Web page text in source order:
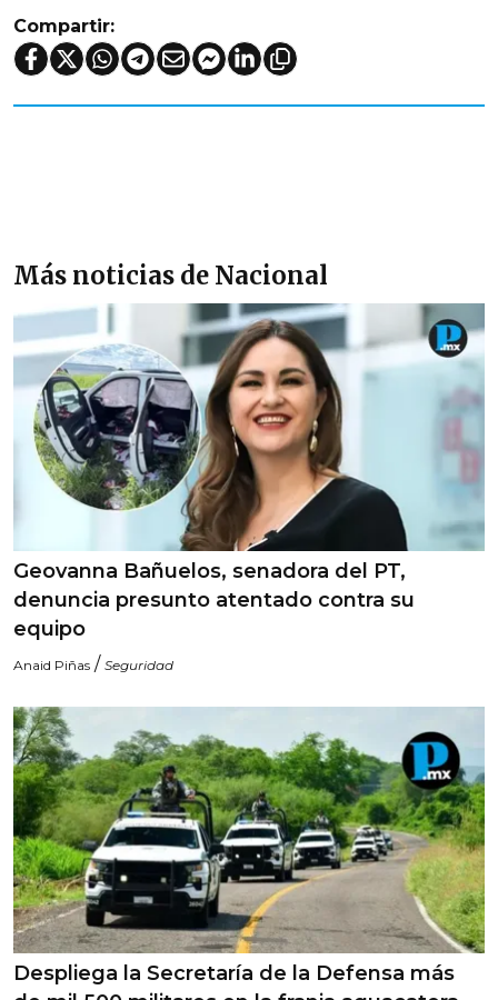
Compartir:
Más noticias de Nacional
Geovanna Bañuelos, senadora del PT,
denuncia presunto atentado contra su
equipo
Anaid Piñas / Seguridad
Despliega la Secretaría de la Defensa más